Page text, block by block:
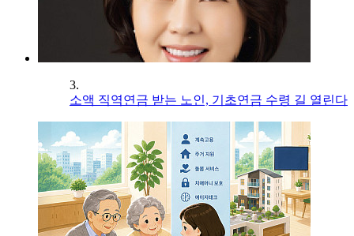
3.
소액 직역연금 받는 노인, 기초연금 수령 길 열린다